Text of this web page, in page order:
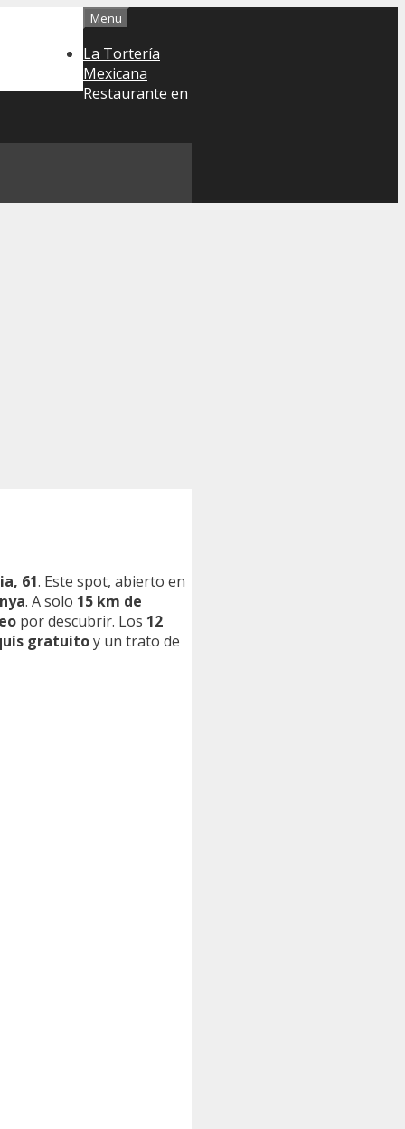
Menu
La Tortería
Mexicana
Restaurante en
61. Este spot, abierto en
. A solo 15 km de
por descubrir. Los 12
gratuitoy un trato de